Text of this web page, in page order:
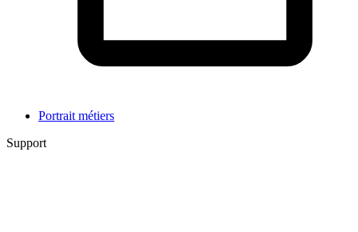
Portrait métiers
Support